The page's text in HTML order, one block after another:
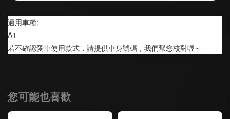
適用車種:
A1
若不確認愛車使用款式，請提供車身號碼，我們幫您核對喔～
您可能也喜歡